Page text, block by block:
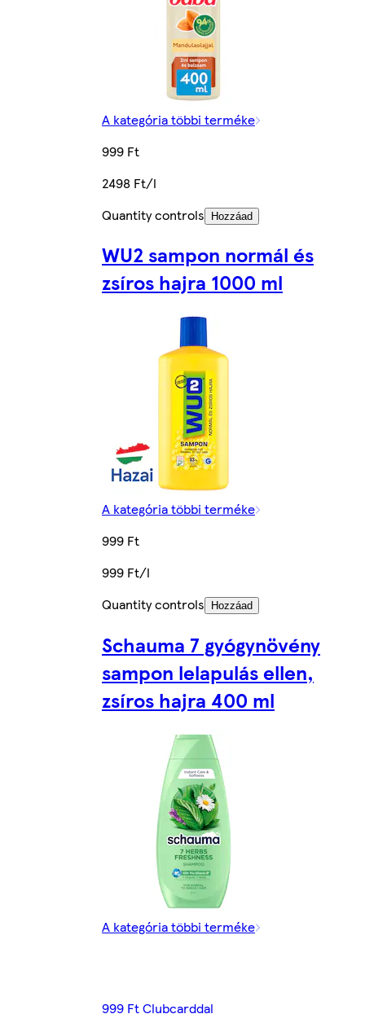
A kategória többi terméke
999 Ft
2498 Ft/l
Quantity controls
Hozzáad
WU2 sampon normál és
zsíros hajra 1000 ml
A kategória többi terméke
999 Ft
999 Ft/l
Quantity controls
Hozzáad
Schauma 7 gyógynövény
sampon lelapulás ellen,
zsíros hajra 400 ml
A kategória többi terméke
999 Ft Clubcarddal